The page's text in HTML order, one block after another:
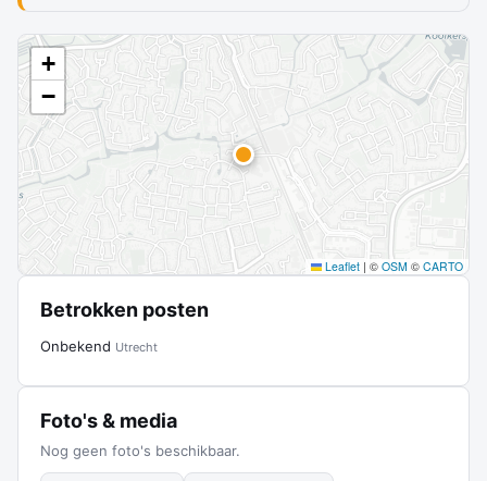
+
−
Leaflet | © OSM © CARTO
Betrokken posten
Onbekend Utrecht
Foto's & media
Nog geen foto's beschikbaar.